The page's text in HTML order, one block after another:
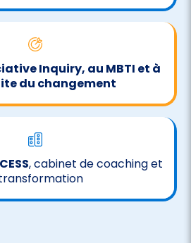
Inquiry, au MBTI et à
du changement
, cabinet de coaching et